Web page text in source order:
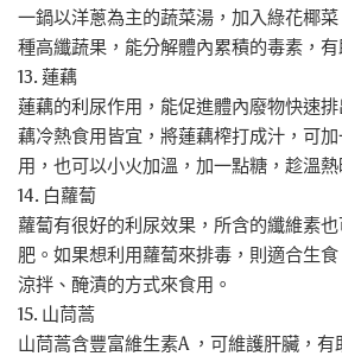
一鍋以洋蔥為主的蔬菜湯，加入綠花椰
種高纖蔬果，能分解體內累積的毒素，有
13. 蓮藕
蓮藕的利尿作用，能促進體內廢物快速
藕冷熱食用皆宜，將蓮藕榨打成汁，可
用，也可以小火加溫，加一點糖，趁溫熱
14. 白蘿蔔
蘿蔔有很好的利尿效果，所含的纖維素
肥。如果想利用蘿蔔來排毒，則適合生
涼拌、醃漬的方式來食用。
15. 山茼蒿
山茼蒿含豐富維生素A ，可維護肝臟，